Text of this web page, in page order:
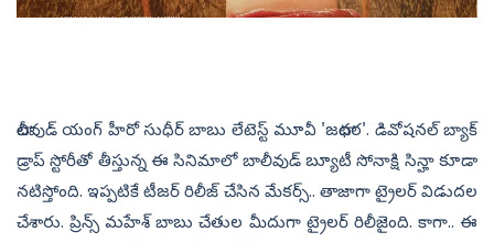
టాలీవుడ్ యంగ్ హీరో సుధీర్ బాబు లేటెస్ట్ మూవీ 'జటాధర'. డివోషనల్ బ్యాక్
డ్రాప్ స్టోరీతో తీస్తున్న ఈ సినిమాలో బాలీవుడ్ బ్యూటీ సోనాక్షి సిన్హా కూడా
నటిస్తోంది. ఇప్పటికే టీజర్ రిలీజ్ చేసిన మేకర్స్.. తాజాగా ట్రైలర్ విడుదల
చేశారు. ప్రిన్స్ మహేశ్ బాబు చేతుల మీదుగా ట్రైలర్ రిలీజైంది. కాగా.. ఈ